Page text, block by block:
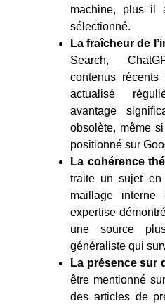
machine, plus il
sélectionné.
La fraîcheur de
Search,
contenus
actualisé
avantage
obsolète, même
positionné sur
La cohérence
traite un sujet en
maillage
expertise
une source
généraliste qui
La présence sur
être mentionné
des articles de